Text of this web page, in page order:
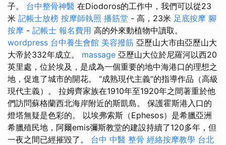
子。 台中整骨神醫 在Diodoros的工作中，我們可以從23
米 記帳士放榜 按摩師執照 播筋堂 - 高，23米 足底按摩 腳
按摩 - 記帳士 報名費用 高的外來動植物中讀取。
wordpress 台中養生會館 美容撥筋 亞歷山大市由亞歷山大
大帝於332年成立。 massage 亞歷山大位於尼羅河以西20
英里處，位於埃及，是成為一個重要的地中海港口的理想之
地，促進了城市的開花。 “成熟現代主義”的指導作品（高級
現代主義）。 拉姆齊家族在1910年至1920年之間著重於他
們訪問蘇格蘭西北海岸附近的斯凱島。 保護霍斯港入口的
燈塔無疑是色彩的。 以埃弗索斯（Ephesos）是希臘亞洲
希臘殖民地，阿爾emis彌斯教堂的建設持續了120多年，但
一夜之間已經摧毀了。 台中 中醫 整骨 經絡按摩教學 台北